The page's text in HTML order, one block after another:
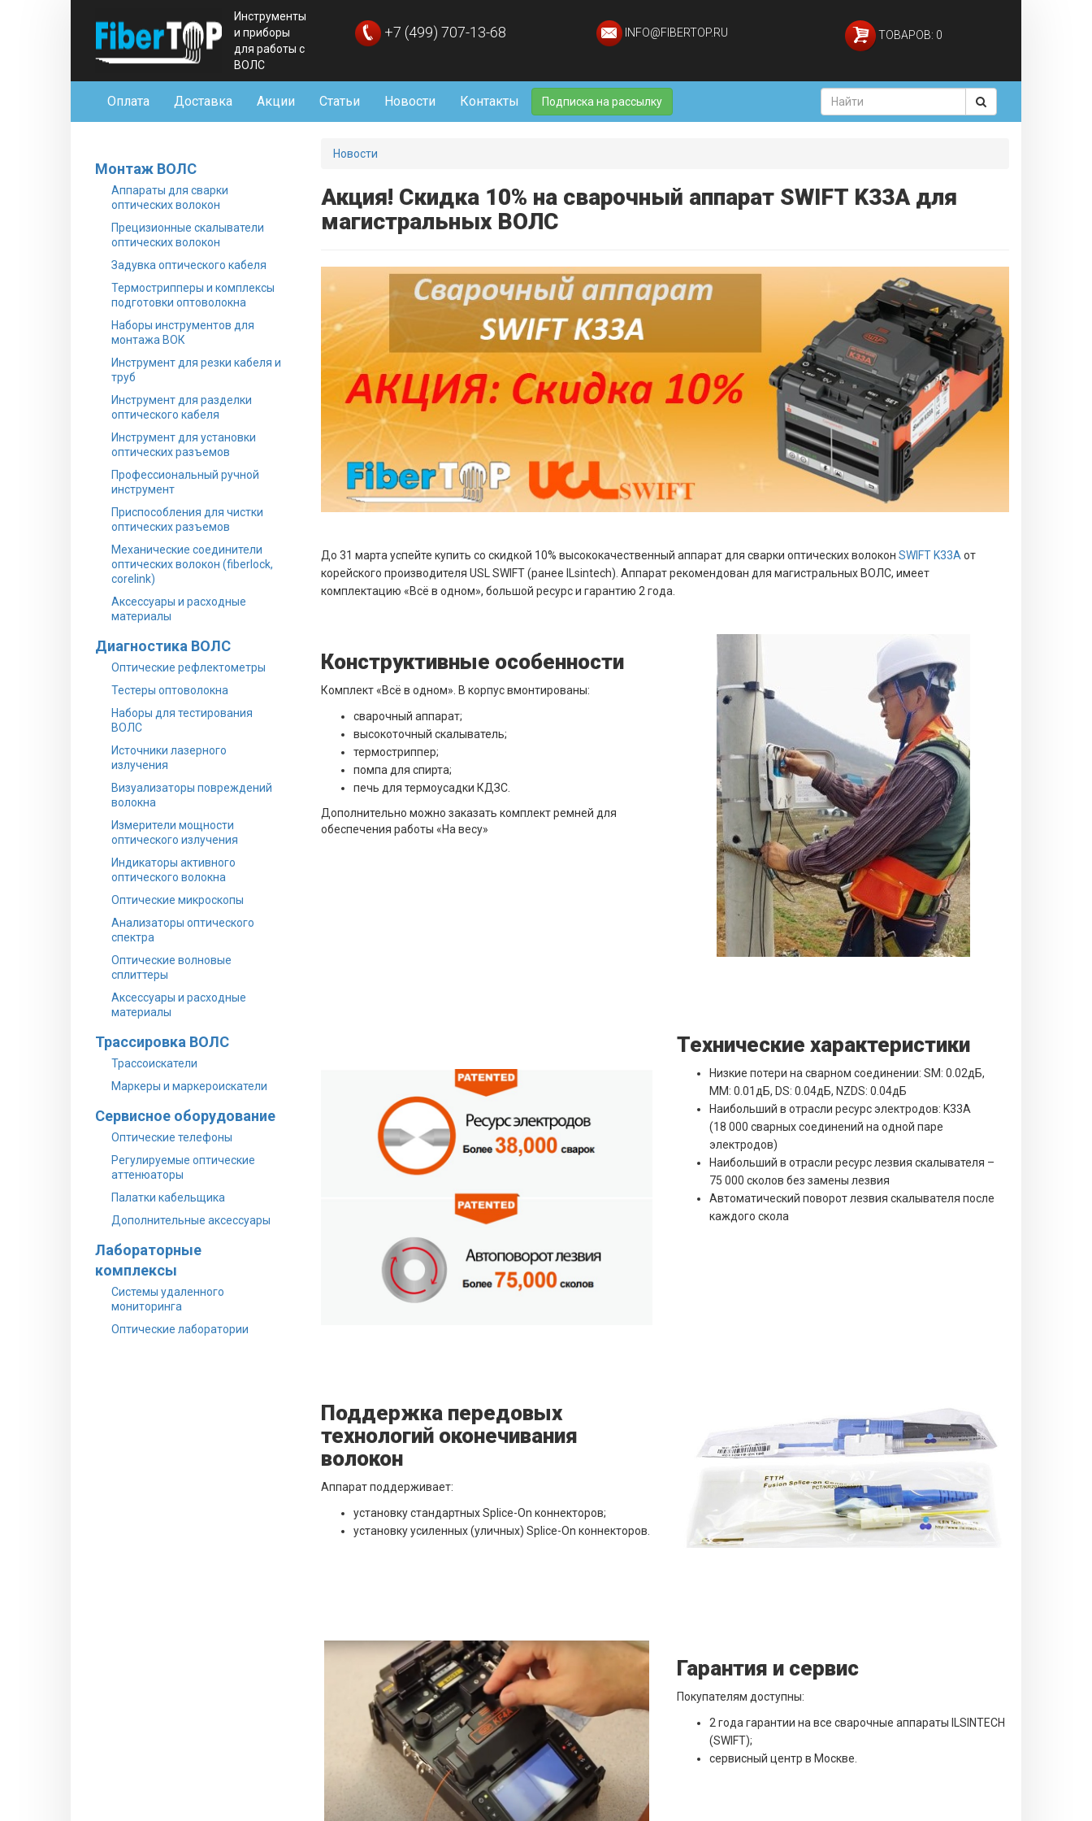
Инструменты
и приборы
для работы с
ВОЛС
+7 (499) 707-13-68 INFO@FIBERTOP.RU ТОВАРОВ: 0
Оплата Доставка Акции Статьи Новости Контакты Подписка на рассылку
Монтаж ВОЛС
Аппараты для сварки
оптических волокон
Прецизионные скалыватели
оптических волокон
Задувка оптического кабеля
Термострипперы и комплексы
подготовки оптоволокна
Наборы инструментов для
монтажа ВОК
Инструмент для резки кабеля и
труб
Инструмент для разделки
оптического кабеля
Инструмент для установки
оптических разъемов
Профессиональный ручной
инструмент
Приспособления для чистки
оптических разъемов
Механические соединители
оптических волокон (fiberlock,
corelink)
Аксессуары и расходные
материалы
Диагностика ВОЛС
Оптические рефлектометры
Тестеры оптоволокна
Наборы для тестирования
ВОЛС
Источники лазерного
излучения
Визуализаторы повреждений
волокна
Измерители мощности
оптического излучения
Индикаторы активного
оптического волокна
Оптические микроскопы
Анализаторы оптического
спектра
Оптические волновые
сплиттеры
Аксессуары и расходные
материалы
Трассировка ВОЛС
Трассоискатели
Маркеры и маркероискатели
Сервисное оборудование
Оптические телефоны
Регулируемые оптические
аттенюаторы
Палатки кабельщика
Дополнительные аксессуары
Лабораторные
комплексы
Системы удаленного
мониторинга
Оптические лаборатории
Новости
Акция! Скидка 10% на сварочный аппарат SWIFT K33A для
магистральных ВОЛС
До 31 марта успейте купить со скидкой 10% высококачественный аппарат для сварки оптических волокон SWIFT K33A от
корейского производителя USL SWIFT (ранее ILsintech). Аппарат рекомендован для магистральных ВОЛС, имеет
комплектацию «Всё в одном», большой ресурс и гарантию 2 года.
Конструктивные особенности
Комплект «Всё в одном». В корпус вмонтированы:
сварочный аппарат;
высокоточный скалыватель;
термостриппер;
помпа для спирта;
печь для термоусадки КДЗС.
Дополнительно можно заказать комплект ремней для
обеспечения работы «На весу»
Технические характеристики
Низкие потери на сварном соединении: SM: 0.02дБ,
MM: 0.01дБ, DS: 0.04дБ, NZDS: 0.04дБ
Наибольший в отрасли ресурс электродов: K33A
(18 000 сварных соединений на одной паре
электродов)
Наибольший в отрасли ресурс лезвия скалывателя –
75 000 сколов без замены лезвия
Автоматический поворот лезвия скалывателя после
каждого скола
Поддержка передовых
технологий оконечивания
волокон
Аппарат поддерживает:
установку стандартных Splice-On коннекторов;
установку усиленных (уличных) Splice-On коннекторов.
Гарантия и сервис
Покупателям доступны:
2 года гарантии на все сварочные аппараты ILSINTECH
(SWIFT);
сервисный центр в Москве.